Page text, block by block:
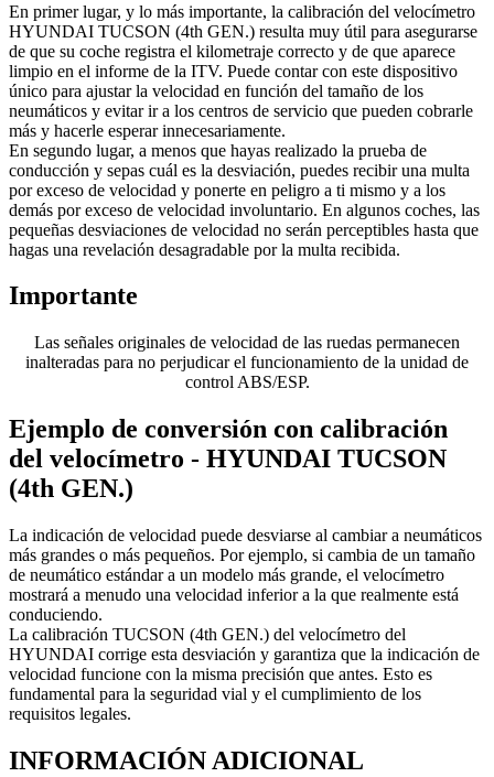
En primer lugar, y lo más importante, la calibración del velocímetro
HYUNDAI TUCSON (4th GEN.) resulta muy útil para asegurarse
de que su coche registra el kilometraje correcto y de que aparece
limpio en el informe de la ITV. Puede contar con este dispositivo
único para ajustar la velocidad en función del tamaño de los
neumáticos y evitar ir a los centros de servicio que pueden cobrarle
más y hacerle esperar innecesariamente.
En segundo lugar, a menos que hayas realizado la prueba de
conducción y sepas cuál es la desviación, puedes recibir una multa
por exceso de velocidad y ponerte en peligro a ti mismo y a los
demás por exceso de velocidad involuntario. En algunos coches, las
pequeñas desviaciones de velocidad no serán perceptibles hasta que
hagas una revelación desagradable por la multa recibida.
Importante
Las señales originales de velocidad de las ruedas permanecen
inalteradas para no perjudicar el funcionamiento de la unidad de
control ABS/ESP.
Ejemplo de conversión con calibración
del velocímetro - HYUNDAI TUCSON
(4th GEN.)
La indicación de velocidad puede desviarse al cambiar a neumáticos
más grandes o más pequeños. Por ejemplo, si cambia de un tamaño
de neumático estándar a un modelo más grande, el velocímetro
mostrará a menudo una velocidad inferior a la que realmente está
conduciendo.
La calibración TUCSON (4th GEN.) del velocímetro del
HYUNDAI corrige esta desviación y garantiza que la indicación de
velocidad funcione con la misma precisión que antes. Esto es
fundamental para la seguridad vial y el cumplimiento de los
requisitos legales.
INFORMACIÓN ADICIONAL